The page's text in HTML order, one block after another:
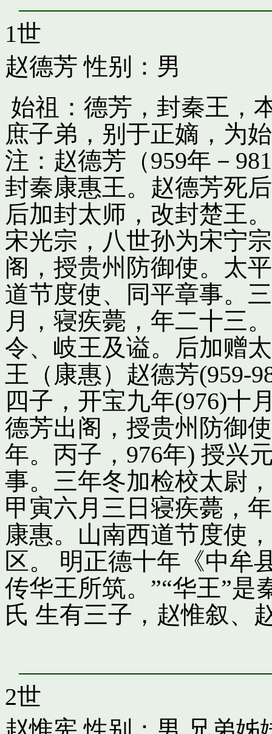
1世
赵德芳 性别：男
始祖：德芳，封秦王，
庶子弟，别于正嫡，为
注：赵德芳（959年－
封秦康惠王。赵德芳死
后加封太师，改封楚王
宋光宗，八世孙为宋宁
阁，授贵州防御使。太
道节度使、同平章事。
月，寝疾薨，年二十三
令、岐王及谥。后加赠
王（康惠）赵德芳(959-
四子，开宝九年(976)十
德芳出阁，授贵州防御
年。丙子，976年) 授兴
事。三年冬加检校太尉
甲寅六月三日寝疾薨，
康惠。山南西道节度使
区。 明正德十年《中牟
传华王所筑。”“华王”是
氏 生有三子，赵惟叙、
2世